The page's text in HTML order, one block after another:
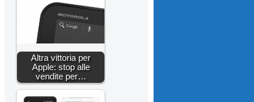
Altra vittoria per
Apple: stop alle
vendite per…